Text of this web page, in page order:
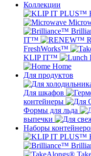
Коллекции
IT™
FreshWorks™
KLIP IT™
Home
Для продуктов
Для шкафов
контейнеры
Формы для льда
выпечки
Наборы